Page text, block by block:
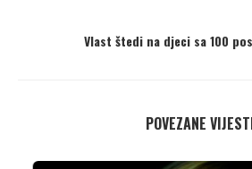
Vlast štedi na djeci sa 100
POVEZANE